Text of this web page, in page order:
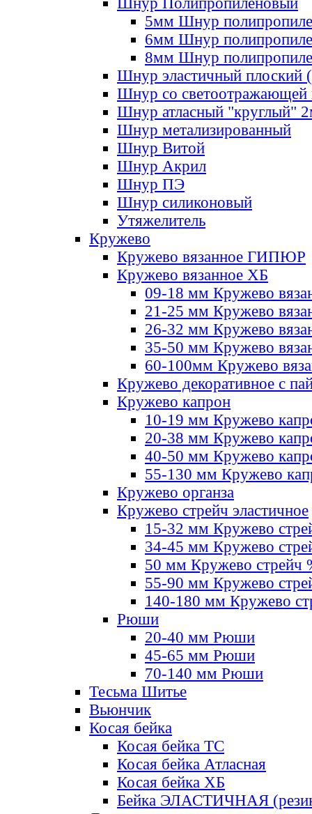
5мм Шнур
6мм Шнур
8мм Шнур
Шнур эластичный плоский
Шнур со светоотражающей
Шнур атласный "круглый"
Шнур метализированный
Шнур Витой
Шнур Акрил
Шнур ПЭ
Шнур силиконовый
Утяжелитель
Кружево
Кружево вязанное ГИПЮР
Кружево вязанное ХБ
09-18 мм Кружево
21-25 мм Кружево
26-32 мм Кружево
35-50 мм Кружево
60-100мм Кружево
Кружево декоративное с
Кружево капрон
10-19 мм Кружево
20-38 мм Кружево
40-50 мм Кружево
55-130 мм Кружево
Кружево органза
Кружево стрейч эластичное
15-32 мм Кружево
34-45 мм Кружево
50 мм Кружево стрейч
55-90 мм Кружево
140-180 мм Кружево
Рюши
20-40 мм Рюши
45-65 мм Рюши
70-140 мм Рюши
Тесьма Шитье
Вьюнчик
Косая бейка
Косая бейка ТС
Косая бейка Атласная
Косая бейка ХБ
Бейка ЭЛАСТИЧНАЯ